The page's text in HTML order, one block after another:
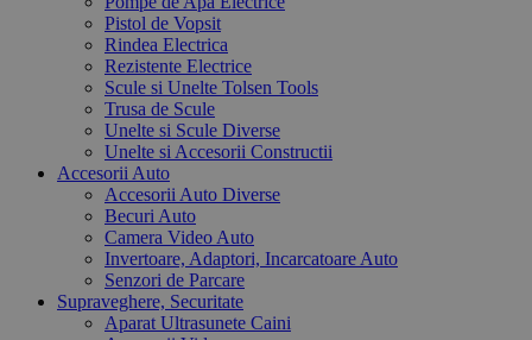
Pistol de Vopsit
Rindea Electrica
Rezistente Electrice
Scule si Unelte Tolsen Tools
Trusa de Scule
Unelte si Scule Diverse
Unelte si Accesorii Constructii
Accesorii Auto
Accesorii Auto Diverse
Becuri Auto
Camera Video Auto
Invertoare, Adaptori, Incarcatoare Auto
Senzori de Parcare
Supraveghere, Securitate
Aparat Ultrasunete Caini